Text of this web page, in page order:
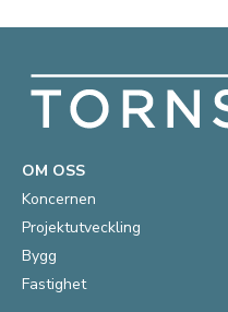
OM OSS
Koncernen
Projektutveckling
Bygg
Fastighet